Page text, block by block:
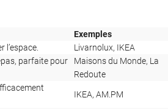
Exemples
l’espace. Livarnolux, IKEA
parfaite pour
Maisons du Monde, La
Redoute
IKEA, AM.PM